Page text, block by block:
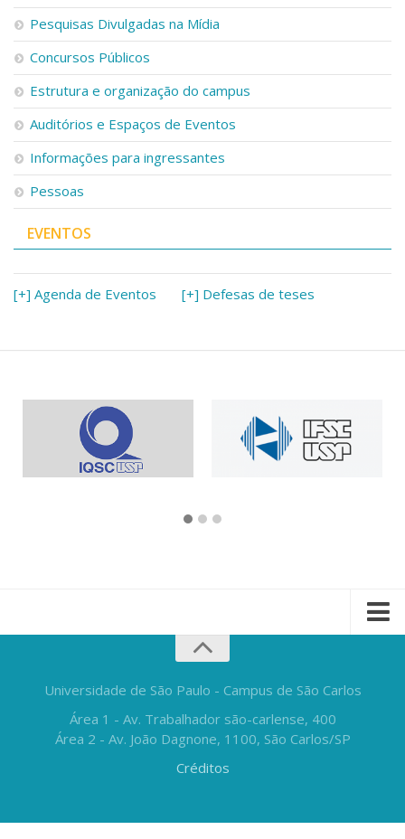
Pesquisas Divulgadas na Mídia
Concursos Públicos
Estrutura e organização do campus
Auditórios e Espaços de Eventos
Informações para ingressantes
Pessoas
EVENTOS
[+] Agenda de Eventos [+] Defesas de teses
Universidade de São Paulo - Campus de São Carlos
Área 1 - Av. Trabalhador são-carlense, 400
Área 2 - Av. João Dagnone, 1100, São Carlos/SP
Créditos